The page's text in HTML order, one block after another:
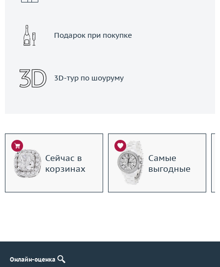
Подарок при покупке
3D-тур по шоуруму
Сейчас в
корзинах
Самые
выгодные
Онлайн-оценка